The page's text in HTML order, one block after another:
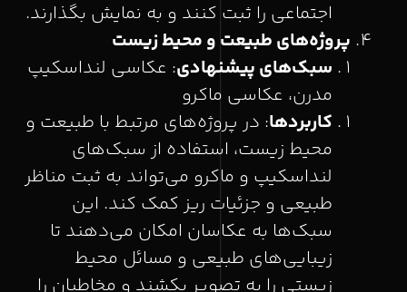
اجتماعی را ثبت کنند و به نمایش بگذارند.
پروژه‌های طبیعت و محیط زیست
سبک‌های پیشنهادی: عکاسی لنداسکیپ
مدرن، عکاسی ماکرو
کاربردها: در پروژه‌های مرتبط با طبیعت و
محیط زیست، استفاده از سبک‌های
لنداسکیپ و ماکرو می‌تواند به ثبت مناظر
طبیعی و جزئیات ریز کمک کند. این
سبک‌ها به عکاسان امکان می‌دهند تا
زیبایی‌های طبیعی و مسائل محیط
زیستی را به تصویر بکشند و مخاطبان را